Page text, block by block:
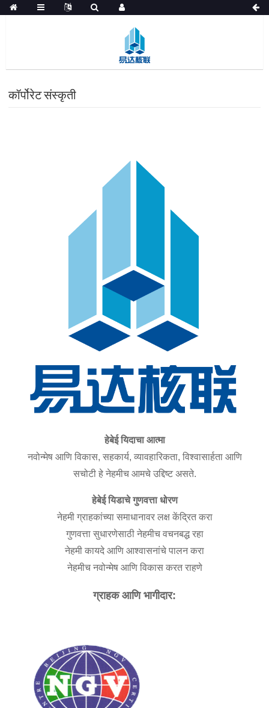
कॉर्पोरेट संस्कृती
हेबेई यिदाचा आत्मा
नवोन्मेष आणि विकास, सहकार्य, व्यावहारिकता, विश्वासार्हता आणि
सचोटी हे नेहमीच आमचे उद्दिष्ट असते.
हेबेई यिडाचे गुणवत्ता धोरण
नेहमी ग्राहकांच्या समाधानावर लक्ष केंद्रित करा
गुणवत्ता सुधारणेसाठी नेहमीच वचनबद्ध रहा
नेहमी कायदे आणि आश्वासनांचे पालन करा
नेहमीच नवोन्मेष आणि विकास करत राहणे
ग्राहक आणि भागीदार: